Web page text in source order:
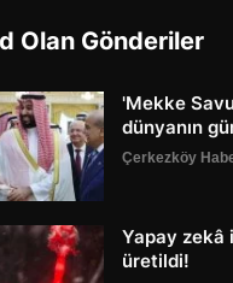
Olan Gönderiler
'Mekke
dünyanın
Çerkezköy
Yapay zekâ
üretildi!